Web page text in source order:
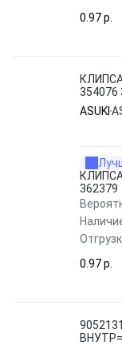
0.97 p.
354076
ASUKI
362379
0.97 p.